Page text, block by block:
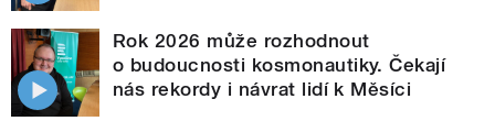
Rok 2026 může rozhodnout
o budoucnosti kosmonautiky. Čekají
nás rekordy i návrat lidí k Měsíci